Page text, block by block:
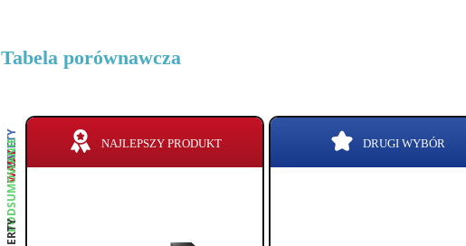
Tabela porównawcza
ZALETY
WADY
PODSUMOWANIE NAJLEPSZY PRODUKT DRUGI WYBÓR